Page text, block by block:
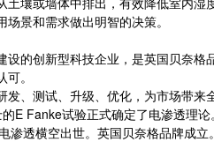
景和需求做出明智的决策。
的创新型科技企业，是英国贝奈
。
、测试、升级、优化，为市场带来
Fanke试验正式确定了电渗透理论。
透横空出世。英国贝奈格品牌成立。